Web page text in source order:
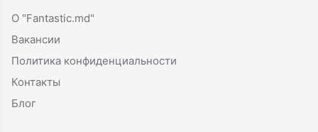
О "Fantastic.md"
Вакансии
Политика конфиденциальности
Контакты
Блог